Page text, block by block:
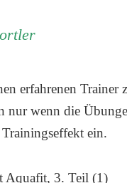
erfahrenen Trainer
nur wenn die
ein.